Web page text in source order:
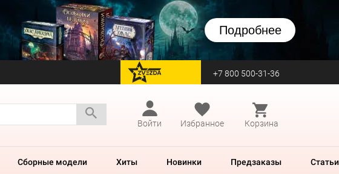
Подробнее
перейти на Zvezda +7 800 500-31-36
Войти
Избранное Корзина
Сборные модели Хиты Новинки Предзаказы Статьи